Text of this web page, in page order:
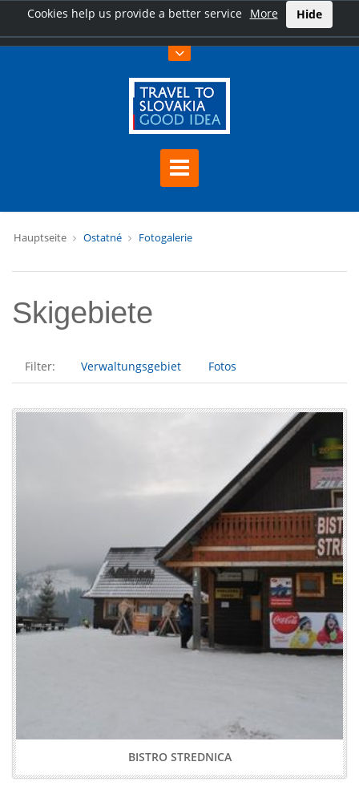
Cookies help us provide a better service More Hide
Hauptseite Ostatné Fotogalerie
Skigebiete
Filter: Verwaltungsgebiet Fotos
BISTRO STREDNICA